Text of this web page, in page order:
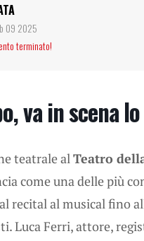
09 2025
terminato!
va in scena
teatrale al Teatro
come una delle più
recital al musical fino
Luca Ferri, attore,